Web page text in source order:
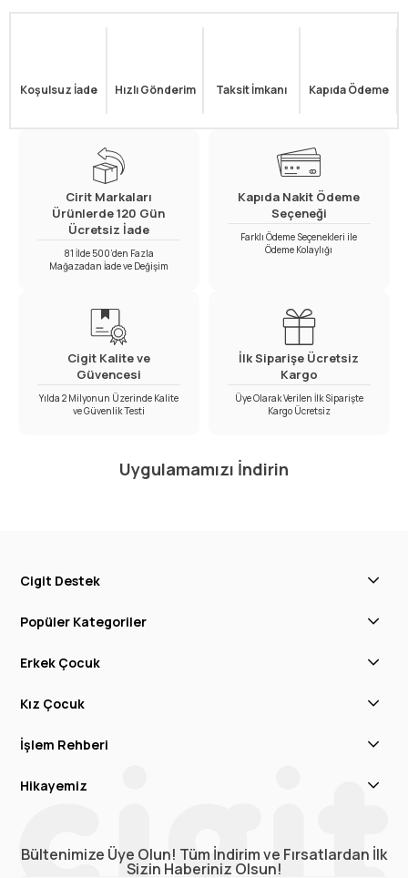
Koşulsuz İade Hızlı Gönderim Taksit İmkanı Kapıda Ödeme
Cirit Markaları
Ürünlerde 120 Gün
Ücretsiz İade
81 İlde 500’den Fazla
Mağazadan İade ve Değişim
Kapıda Nakit Ödeme
Seçeneği
Farklı Ödeme Seçenekleri ile
Ödeme Kolaylığı
Cigit Kalite ve
Güvencesi
Yılda 2 Milyonun Üzerinde Kalite
ve Güvenlik Testi
İlk Siparişe Ücretsiz
Kargo
Üye Olarak Verilen İlk Siparişte
Kargo Ücretsiz
Uygulamamızı İndirin
Cigit Destek
Popüler Kategoriler
Erkek Çocuk
Kız Çocuk
İşlem Rehberi
Hikayemiz
Bültenimize Üye Olun! Tüm İndirim ve Fırsatlardan İlk
Sizin Haberiniz Olsun!